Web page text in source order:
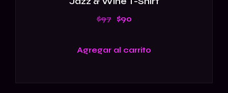
$97 $90
Agregar al carrito